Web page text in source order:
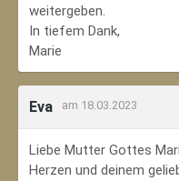
weitergeben.
In tiefem Dank,
Marie
Eva am 18.03.2023
Liebe Mutter Gottes
Herzen und deinem